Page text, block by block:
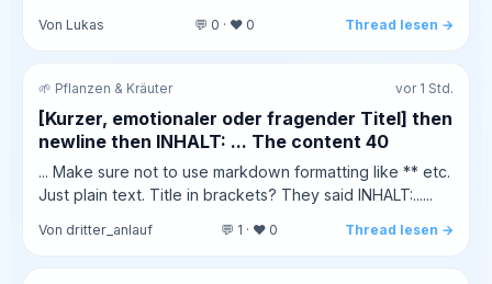
Von Lukas 💬 0 · ❤️ 0 Thread lesen →
🌱 Pflanzen & Kräuter vor 1 Std.
[Kurzer, emotionaler oder fragender Titel] then
newline then INHALT: ... The content 40
... Make sure not to use markdown formatting like ** etc.
Just plain text. Title in brackets? They said INHALT:......
Von dritter_anlauf 💬 1 · ❤️ 0 Thread lesen →